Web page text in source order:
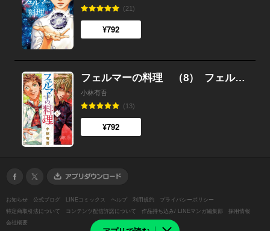
(21)
¥792
フェルマーの料理 （8） フェルマーの料理
小林有吾
(13)
¥792
お知らせ 公式ブログ LINEコミックス ヘルプ 利用規約
プライバシーポリシー
特定商取引法について
コンテンツ配信許諾について 作品持ち込み/ LINEマンガ編集部
採用情報
会社概要